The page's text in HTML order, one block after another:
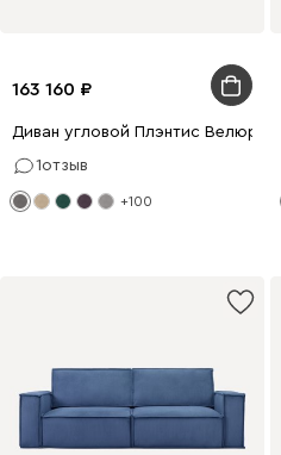
163 160
Диван угловой Плэнтис Велюр
1отзыв
+100